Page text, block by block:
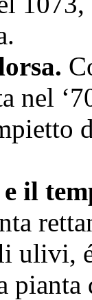
nel
il
ulivi,